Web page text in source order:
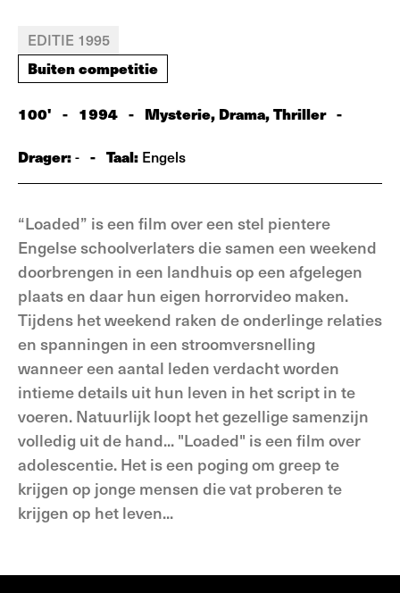
EDITIE 1995
Buiten competitie
100' - 1994 - Mysterie, Drama, Thriller -
Drager:- - Taal: Engels
“Loaded” is een film over een stel pientere
Engelse schoolver­laters die samen een weekend
doorbrengen in een landhuis op een afgelegen
plaats en daar hun eigen horrorvideo maken.
Tijdens het weekend raken de onderlinge relaties
en spanningen in een stroom­versnelling
wanneer een aantal leden verdacht worden
intieme details uit hun leven in het script in te
voeren. Natuurlijk loopt het gezellige samenzijn
volledig uit de hand... "Loaded" is een film over
adolescentie. Het is een poging om greep te
krijgen op jonge mensen die vat proberen te
krijgen op het leven...